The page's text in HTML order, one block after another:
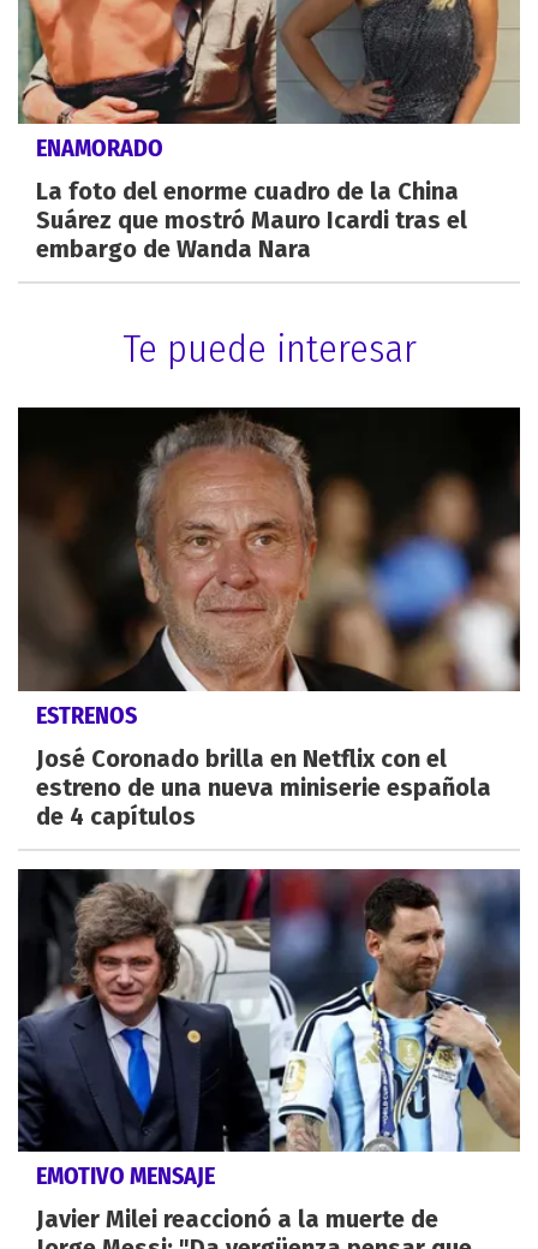
ENAMORADO
La foto del enorme cuadro de la China
Suárez que mostró Mauro Icardi tras el
embargo de Wanda Nara
Te puede interesar
ESTRENOS
José Coronado brilla en Netflix con el
estreno de una nueva miniserie española
de 4 capítulos
EMOTIVO MENSAJE
Javier Milei reaccionó a la muerte de